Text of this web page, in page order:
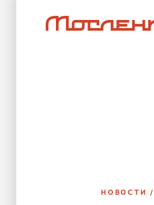
НОВОСТИ